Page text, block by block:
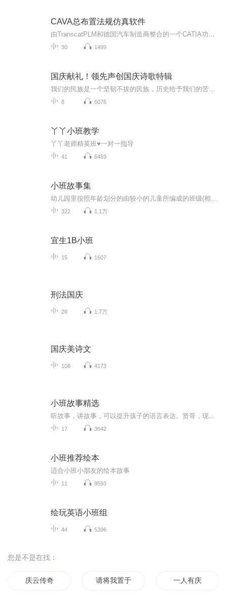
CAVA总布置法规仿真软件
30 1499
国庆献礼！领先声创国庆诗歌特辑
8 6076
丫丫小班教学
丫丫老师精英班♥一对一指导
41 6459
小班故事集
322 1.1万
宜生1B小班
15 1607
刑法国庆
26 1.7万
国庆美诗文
108 4173
小班故事精选
17 3642
小班推荐绘本
适合小班小朋友的绘本故事
11 9593
绘玩英语小班组
44 5396
您是不是在找：
庆云传奇 请将我置于你心里 一人有庆